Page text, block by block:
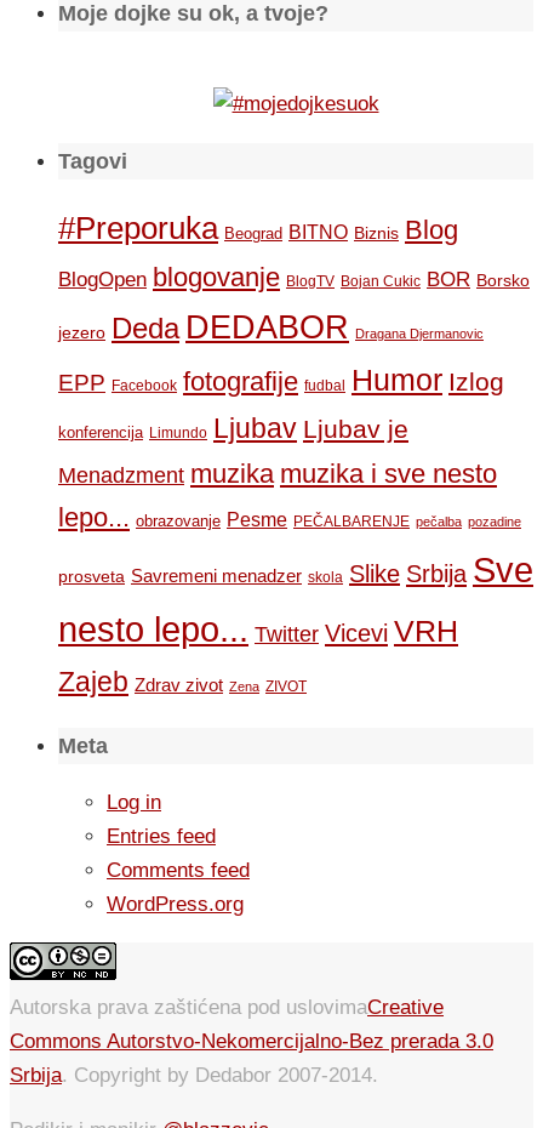
Moje dojke su ok, a tvoje?
Tagovi
#Preporuka Beograd BITNO Biznis Blog
BlogOpen blogovanje BlogTV Bojan Cukic BOR Borsko
jezero Deda DEDABOR Dragana Djermanovic
EPP Facebook fotografije fudbal Humor Izlog
konferencija Limundo Ljubav Ljubav je
Menadzment muzika muzika i sve nesto
lepo... obrazovanje Pesme PEČALBARENJE pečalba pozadine
prosveta Savremeni menadzer skola Slike Srbija Sve
nesto lepo... Twitter Vicevi VRH
Zajeb Zdrav zivot Zena ZIVOT
Meta
Log in
Entries feed
Comments feed
WordPress.org
Autorska prava zaštićena pod uslovimaCreative
Commons Autorstvo-Nekomercijalno-Bez prerada 3.0
Srbija. Copyright by Dedabor 2007-2014.